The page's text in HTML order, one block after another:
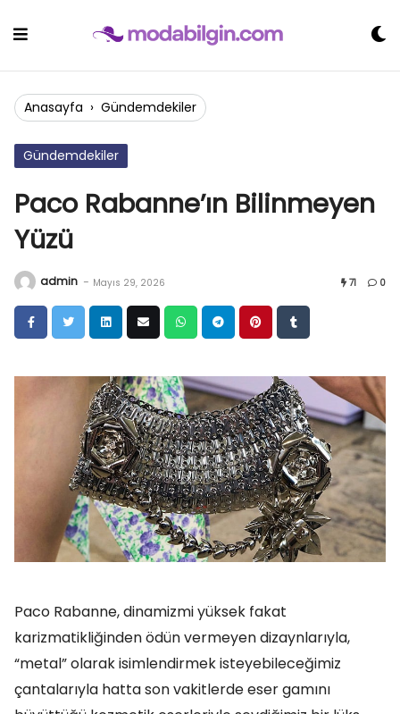
Anasayfa › Gündemdekiler
Gündemdekiler
Paco Rabanne’ın Bilinmeyen
Yüzü
admin - Mayıs 29, 2026 71 0
Paco Rabanne, dinamizmi yüksek fakat
karizmatikliğinden ödün vermeyen dizaynlarıyla,
“metal” olarak isimlendirmek isteyebileceğimiz
çantalarıyla hatta son vakitlerde eser gamını